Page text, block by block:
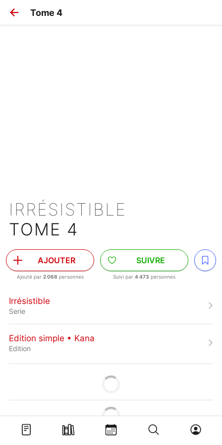
Tome 4
IRRÉSISTIBLE
TOME 4
AJOUTER
Ajouté par 2 068 personnes
SUIVRE
Suivi par 4 473 personnes
Irrésistible
Serie
Edition simple • Kana
Edition